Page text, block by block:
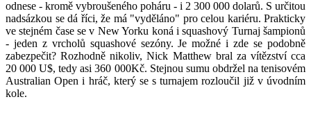
odnese - kromě vybroušeného poháru - i 2 300 000 dolarů. S určitou
nadsázkou se dá říci, že má "vyděláno" pro celou kariéru. Prakticky
ve stejném čase se v New Yorku koná i squashový Turnaj šampionů
- jeden z vrcholů squashové sezóny. Je možné i zde se podobně
zabezpečit? Rozhodně nikoliv, Nick Matthew bral za vítězství cca
20 000 U$, tedy asi 360 000Kč. Stejnou sumu obdržel na tenisovém
Australian Open i hráč, který se s turnajem rozloučil již v úvodním
kole.